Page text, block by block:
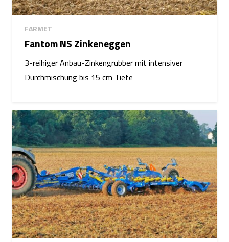
FARMET
Fantom NS Zinkeneggen
3-reihiger Anbau-Zinkengrubber mit intensiver
Durchmischung bis 15 cm Tiefe